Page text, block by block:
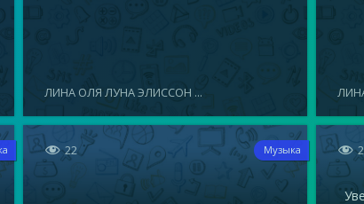
ЛИНА ОЛЯ ЛУНА ЭЛИССОН ...
 22 Музыка 